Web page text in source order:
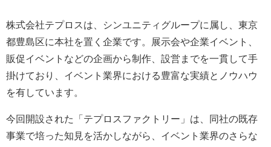
株式会社テプロスは、シンユニティグループに属し、東京
都豊島区に本社を置く企業です。展示会や企業イベント、
販促イベントなどの企画から制作、設営までを一貫して手
掛けており、イベント業界における豊富な実績とノウハウ
を有しています。
今回開設された「テプロスファクトリー」は、同社の既存
事業で培った知見を活かしながら、イベント業界のさらな